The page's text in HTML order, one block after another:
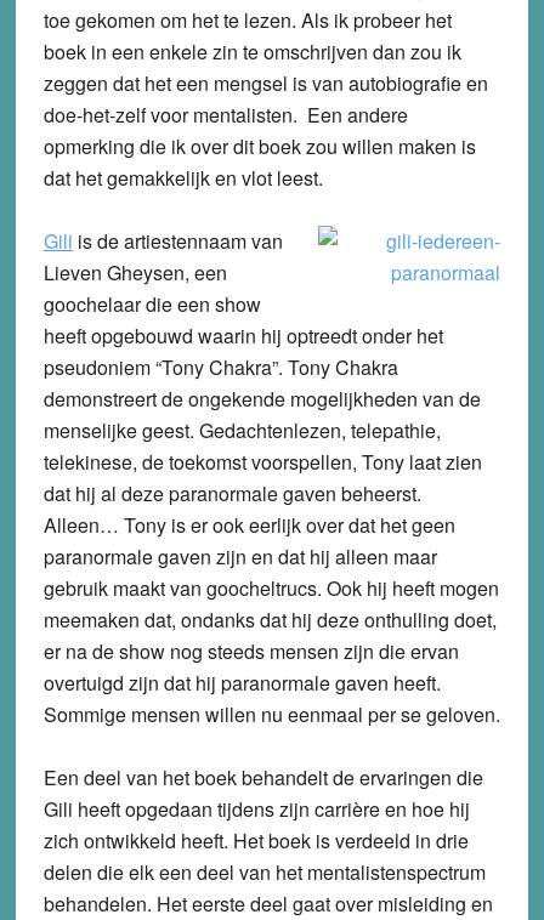
toe gekomen om het te lezen. Als ik probeer het
boek in een enkele zin te omschrijven dan zou ik
zeggen dat het een mengsel is van autobiografie en
doe-het-zelf voor mentalisten. Een andere
opmerking die ik over dit boek zou willen maken is
dat het gemakkelijk en vlot leest.
Gili is de artiestennaam van
Lieven Gheysen, een
goochelaar die een show
heeft opgebouwd waarin hij optreedt onder het
pseudoniem “Tony Chakra”. Tony Chakra
demonstreert de ongekende mogelijkheden van de
menselijke geest. Gedachtenlezen, telepathie,
telekinese, de toekomst voorspellen, Tony laat zien
dat hij al deze paranormale gaven beheerst.
Alleen… Tony is er ook eerlijk over dat het geen
paranormale gaven zijn en dat hij alleen maar
gebruik maakt van goocheltrucs. Ook hij heeft mogen
meemaken dat, ondanks dat hij deze onthulling doet,
er na de show nog steeds mensen zijn die ervan
overtuigd zijn dat hij paranormale gaven heeft.
Sommige mensen willen nu eenmaal per se geloven.
Een deel van het boek behandelt de ervaringen die
Gili heeft opgedaan tijdens zijn carrière en hoe hij
zich ontwikkeld heeft. Het boek is verdeeld in drie
delen die elk een deel van het mentalistenspectrum
behandelen. Het eerste deel gaat over misleiding en